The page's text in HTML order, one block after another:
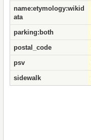
name:etymology:wikid
ata
parking:both
postal_code
psv
sidewalk